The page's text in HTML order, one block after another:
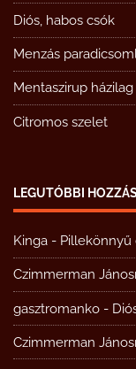
Diós, habos csók
Menzás
Mentaszirup házilag
Citromos szelet
LEGUTÓBBI
Kinga - Pillekönnyű
Czimmerman
gasztromanko -
Czimmerman